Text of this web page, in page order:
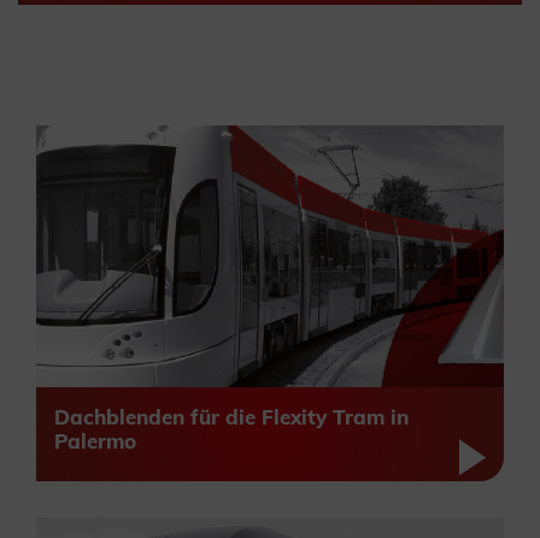
Dachblenden für die Flexity Tram in
Palermo